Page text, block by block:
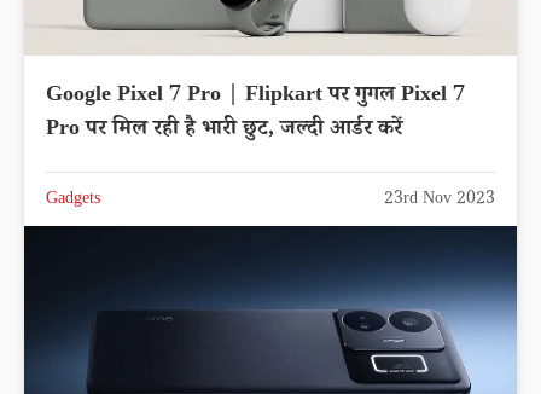
Google Pixel 7 Pro | Flipkart पर गुगल Pixel 7
Pro पर मिल रही है भारी छुट, जल्दी आर्डर करें
Gadgets 23rd Nov 2023